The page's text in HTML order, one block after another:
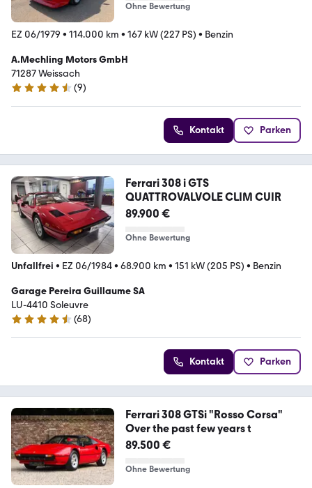
Ohne Bewertung
EZ 06/1979 • 114.000 km • 167 kW (227 PS) • Benzin
A.Mechling Motors GmbH
71287 Weissach
4.7 Sterne
(9)
Kontakt Parken
Ferrari 308 i GTS
QUATTROVALVOLE CLIM CUIR
89.900 €
Ohne Bewertung
Unfallfrei • EZ 06/1984• 68.900 km • 151 kW (205 PS) • Benzin
Garage Pereira Guillaume SA
LU-4410 Soleuvre
4.3 Sterne
(68)
Kontakt Parken
Ferrari 308 GTSi "Rosso Corsa"
Over the past few years t
89.500 €
Ohne Bewertung